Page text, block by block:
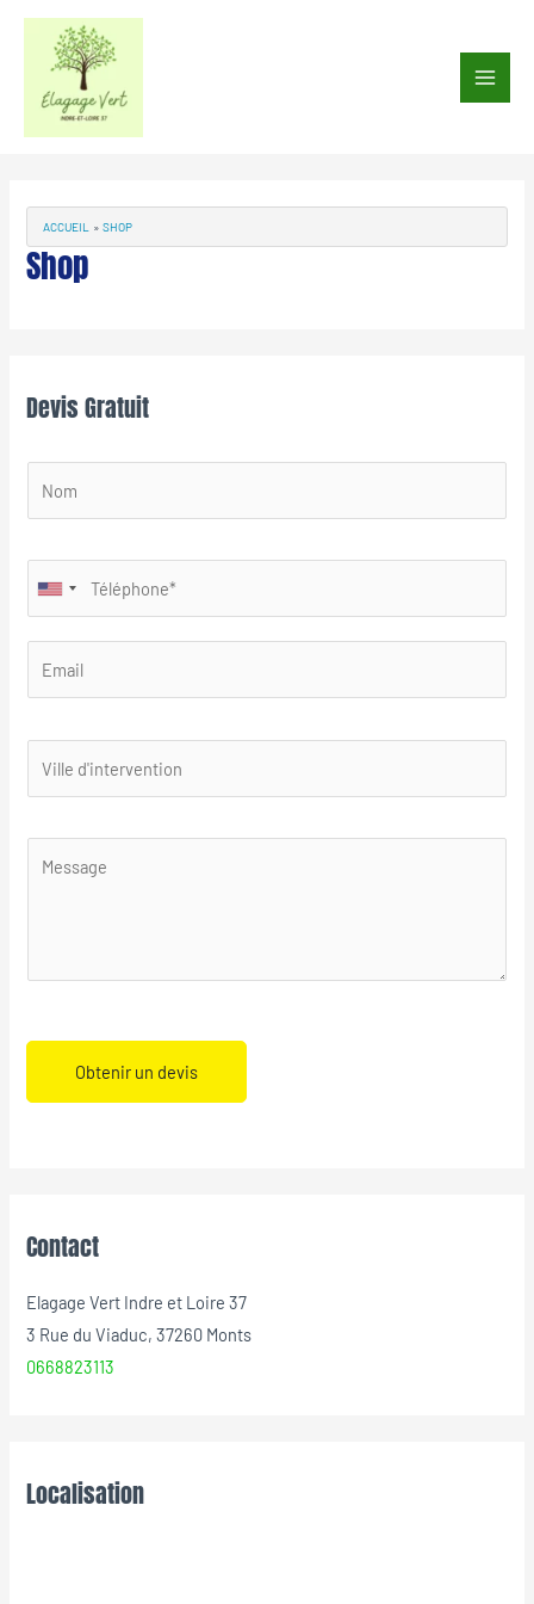
Aller
contenu
Main
ACCUEIL SHOP
Shop
Devis Gratuit
Obtenir un devis
Contact
Elagage Vert Indre et Loire 37
3 Rue du Viaduc, 37260 Monts
0668823113
Localisation